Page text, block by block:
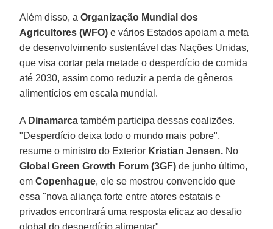
Além disso, aOrganização Mundial dos
Agricultores (WFO) e vários Estados apoiam a meta
de desenvolvimento sustentável das Nações Unidas,
que visa cortar pela metade o desperdício de comida
até 2030, assim como reduzir a perda de gêneros
alimentícios em escala mundial.
A Dinamarca também participa dessas coalizões.
"Desperdício deixa todo o mundo mais pobre",
resume o ministro do Exterior Kristian Jensen. No
Global Green Growth Forum (3GF) de junho último,
emCopenhague, ele se mostrou convencido que
essa "nova aliança forte entre atores estatais e
privados encontrará uma resposta eficaz ao desafio
global do desperdício alimentar".